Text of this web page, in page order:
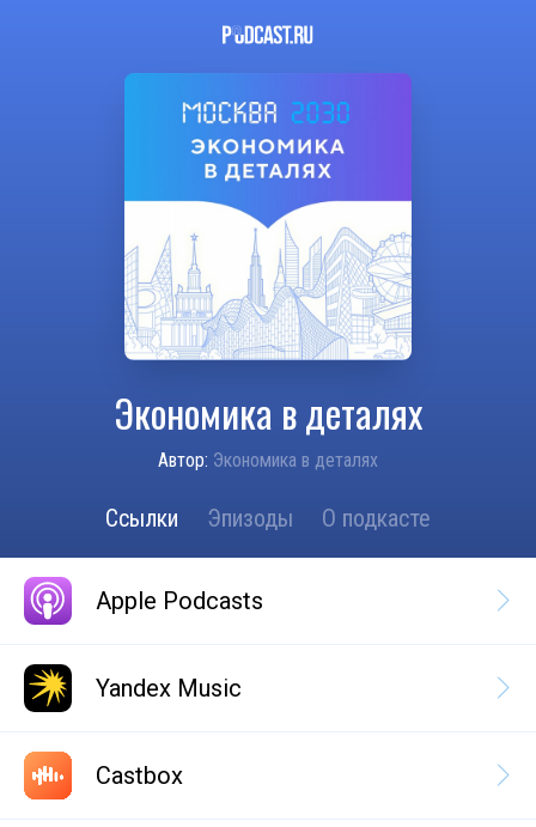
Экономика в деталях
Автор: Экономика в деталях
Ссылки Эпизоды О подкасте
Apple Podcasts
Yandex Music
Castbox